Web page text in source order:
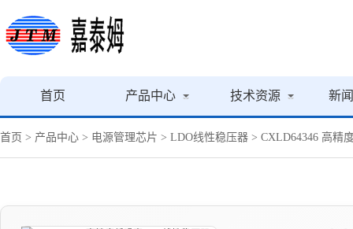
首页 产品中心 技术资源 新
首页 > 产品中心 > 电源管理芯片 > LDO线性稳压器 > CXLD64346 高精